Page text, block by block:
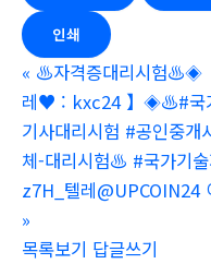
인쇄
« ♨️자격증대리시험
레♥ : kxc24 】◈♨️#국가
기사대리시험 #공인중
체-대리시험♨️ #국가기
z7H_텔레@UPCOIN24
»
목록보기 답글쓰기